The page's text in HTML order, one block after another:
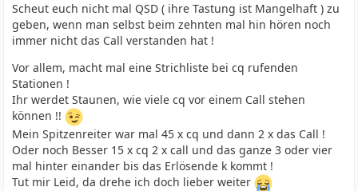
Scheut euch nicht mal QSD ( ihre Tastung ist Mangelhaft ) zu
geben, wenn man selbst beim zehnten mal hin hören noch
immer nicht das Call verstanden hat !
Vor allem, macht mal eine Strichliste bei cq rufenden
Stationen !
Ihr werdet Staunen, wie viele cq vor einem Call stehen
können !!
Mein Spitzenreiter war mal 45 x cq und dann 2 x das Call !
Oder noch Besser 15 x cq 2 x call und das ganze 3 oder vier
mal hinter einander bis das Erlösende k kommt !
Tut mir Leid, da drehe ich doch lieber weiter